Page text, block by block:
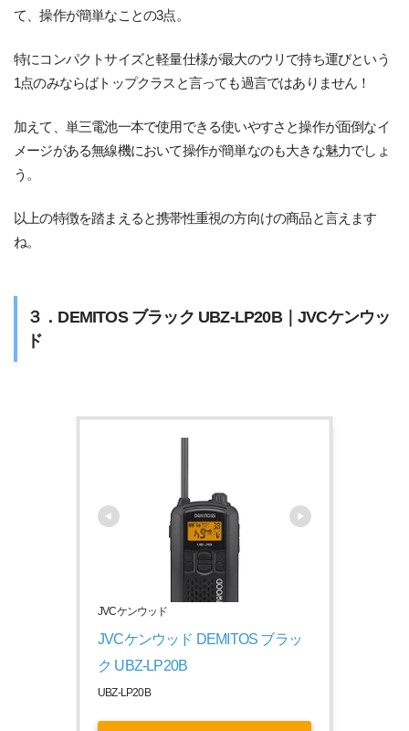
て、操作が簡単なことの3点。
特にコンパクトサイズと軽量仕様が最大のウリで持ち運びという
1点のみならばトップクラスと言っても過言ではありません！
加えて、単三電池一本で使用できる使いやすさと操作が面倒なイ
メージがある無線機において操作が簡単なのも大きな魅力でしょ
う。
以上の特徴を踏まえると携帯性重視の方向けの商品と言えます
ね。
３．DEMITOS ブラック UBZ-LP20B｜JVCケンウッ
ド
JVCケンウッド
JVCケンウッド DEMITOS ブラッ
ク UBZ-LP20B
UBZ-LP20B